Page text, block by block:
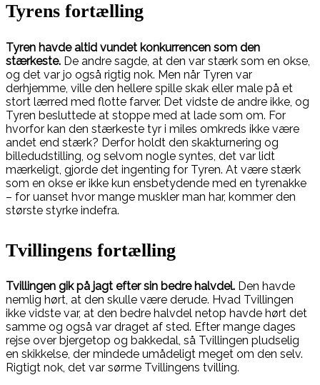
Tyrens fortælling
Tyren havde altid vundet konkurrencen som den
stærkeste. De andre sagde, at den var stærk som en okse,
og det var jo også rigtig nok. Men når Tyren var
derhjemme, ville den hellere spille skak eller male på et
stort lærred med flotte farver. Det vidste de andre ikke, og
Tyren besluttede at stoppe med at lade som om. For
hvorfor kan den stærkeste tyr i miles omkreds ikke være
andet end stærk? Derfor holdt den skakturnering og
billedudstilling, og selvom nogle syntes, det var lidt
mærkeligt, gjorde det ingenting for Tyren. At være stærk
som en okse er ikke kun ensbetydende med en tyrenakke
– for uanset hvor mange muskler man har, kommer den
største styrke indefra.
Tvillingens fortælling
Tvillingen gik på jagt efter sin bedre halvdel. Den havde
nemlig hørt, at den skulle være derude. Hvad Tvillingen
ikke vidste var, at den bedre halvdel netop havde hørt det
samme og også var draget af sted. Efter mange dages
rejse over bjergetop og bakkedal, så Tvillingen pludselig
en skikkelse, der mindede umådeligt meget om den selv.
Rigtigt nok, det var sørme Tvillingens tvilling.